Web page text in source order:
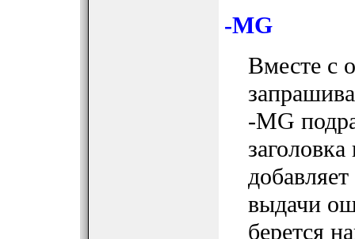
-MG
Вместе с
-MG
выдачи
берется